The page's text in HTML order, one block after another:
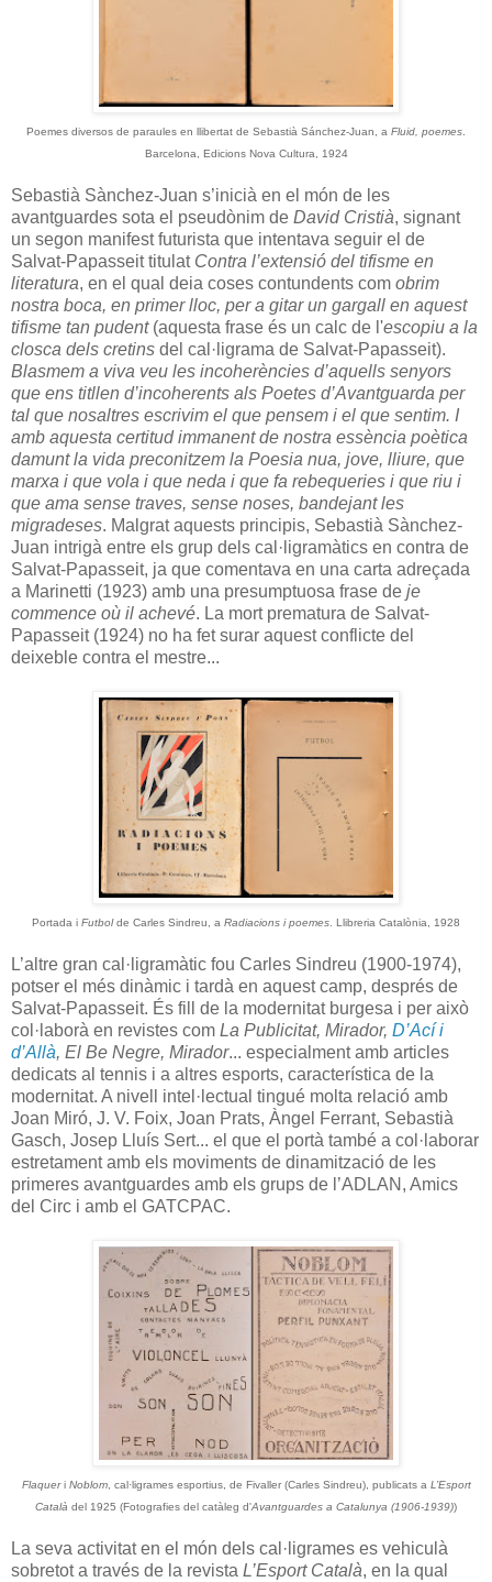
Poemes diversos de paraules en llibertat de Sebastià Sánchez-Juan, a Fluid, poemes
Barcelona, Edicions Nova Cultura, 1924
Sebastià Sànchez-Juan s’inicià en el món de les
avantguardes sota el pseudònim de David Cristià, signant
un segon manifest futurista que intentava seguir el de
Salvat-Papasseit titulat Contra l’extensió del tifisme en
literatura, en el qual deia coses contundents com obrim
nostra boca, en primer lloc, per a gitar un gargall en aquest
tifisme tan pudent(aquesta frase és un calc de l'escopiu a la
closca dels cretins del cal·ligrama de Salvat-Papasseit).
Blasmem a viva veu les incoherències d’aquells senyors
que ens titllen d’incoherents als Poetes d’Avantguarda per
tal que nosaltres escrivim el que pensem i el que sentim. I
amb aquesta certitud immanent de nostra essència poètica
damunt la vida preconitzem la Poesia nua, jove, lliure, que
marxa i que vola i que neda i que fa rebequeries i que riu i
que ama sense traves, sense noses, bandejant les
migradeses. Malgrat aquests principis, Sebastià Sànchez-
Juan intrigà entre els grup dels cal·ligramàtics en contra de
Salvat-Papasseit, ja que comentava en una carta adreçada
a Marinetti (1923) amb una presumptuosa frase de je
commence où il achevé. La mort prematura de Salvat-
Papasseit (1924) no ha fet surar aquest conflicte del
deixeble contra el mestre...
Portada i Futbolde Carles Sindreu, a Radiacions i poemes . Llibreria Catalònia, 1928
L’altre gran cal·ligramàtic fou Carles Sindreu (1900-1974),
potser el més dinàmic i tardà en aquest camp, després de
Salvat-Papasseit. És fill de la modernitat burgesa i per això
col·laborà en revistes com La Publicitat, Mirador, D’Ací i
d’Allà, El Be Negre, Mirador... especialment amb articles
dedicats al tennis i a altres esports, característica de la
modernitat. A nivell intel·lectual tingué molta relació amb
Joan Miró, J. V. Foix, Joan Prats, Àngel Ferrant, Sebastià
Gasch, Josep Lluís Sert... el que el portà també a col·laborar
estretament amb els moviments de dinamització de les
primeres avantguardes amb els grups de l’ADLAN, Amics
del Circ i amb el GATCPAC.
Flaqueri Noblom, cal·ligrames esportius, de Fivaller (Carles Sindreu), publicats a L’Esport
Català del 1925 (Fotografies del catàleg d'Avantguardes a Catalunya (1906-1939))
La seva activitat en el món dels cal·ligrames es vehiculà
sobretot a través de la revista L’Esport Català, en la qual